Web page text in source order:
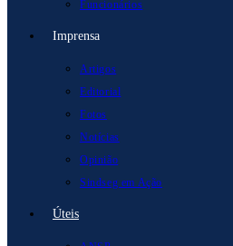
Funcionários
Imprensa
Artigos
Editorial
Fotos
Notícias
Opinião
Sindseg em Ação
Úteis